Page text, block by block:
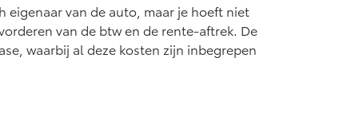
eigenaar van de auto, maar je hoeft niet
van de btw en de rente-aftrek. De
waarbij al deze kosten zijn inbegrepen